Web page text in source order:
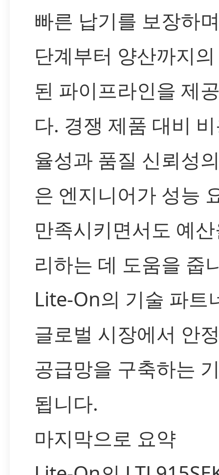
빠른 납기를 보장하
단계부터 양산까지
된 파이프라인을 제
다. 경쟁 제품 대비
율성과 품질 신뢰성
은 엔지니어가 성능
만족시키면서도 예
리하는 데 도움을 줍
Lite-On의 기술 파트
글로벌 시장에서 안
공급망을 구축하는
됩니다.
마지막으로 요약